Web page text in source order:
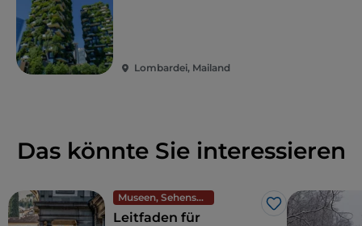
Lombardei, Mailand
Das könnte Sie interessieren
Museen, Sehenswürdigkeiten und Denkmäler
Like
Leitfaden für